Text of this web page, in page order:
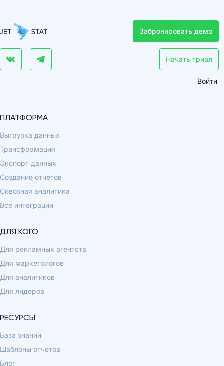
Забронировать демо
Начать триал
Войти
ПЛАТФОРМА
Выгрузка данных
Трансформация
Экспорт данных
Создание отчетов
Сквозная аналитика
Все интеграции
ДЛЯ КОГО
Для рекламных агентств
Для маркетологов
Для аналитиков
Для лидеров
РЕСУРСЫ
База знаний
Шаблоны отчетов
Блог